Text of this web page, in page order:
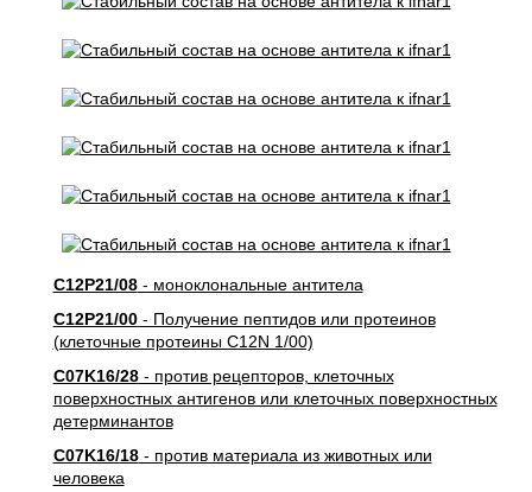
C12P21/08- моноклональные антитела
C12P21/00- Получение пептидов или протеинов
(клеточные протеины C12N 1/00)
C07K16/28- против рецепторов, клеточных
поверхностных антигенов или клеточных поверхностных
детерминантов
C07K16/18- против материала из животных или
человека